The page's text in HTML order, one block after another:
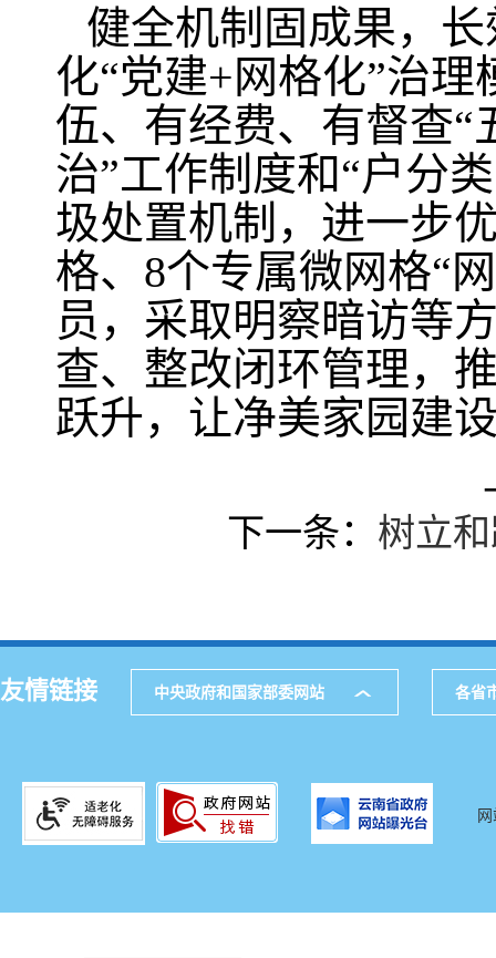
健全机制固成果，
化“党建+网格化”治
伍、有经费、有督查“
治”工作制度和“户分
圾处置机制，进一步
格、8个专属微网格“
员，采取明察暗访等
查、整改闭环管理，
跃升，让净美家园建
下一条： 树立
友情链接 中央政府和国家部委网站 各省